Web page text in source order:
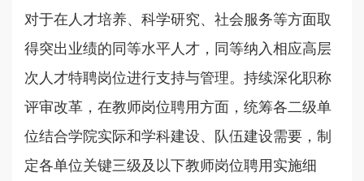
对于在人才培养、科学研究、社会服务等方面取
得突出业绩的同等水平人才，同等纳入相应高层
次人才特聘岗位进行支持与管理。持续深化职称
评审改革，在教师岗位聘用方面，统筹各二级单
位结合学院实际和学科建设、队伍建设需要，制
定各单位关键三级及以下教师岗位聘用实施细